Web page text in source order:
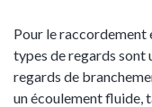
Pour le raccordement
types de regards sont
regards de
un écoulement fluide,